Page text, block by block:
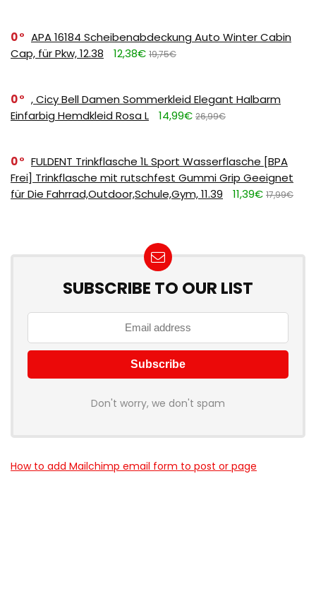
0
APA 16184 Scheibenabdeckung Auto Winter Cabin
Cap, für Pkw, 12.38
12,38€ 19,75€
0
, Cicy Bell Damen Sommerkleid Elegant Halbarm
Einfarbig Hemdkleid Rosa L
14,99€ 26,99€
0
FULDENT Trinkflasche 1L Sport Wasserflasche [BPA
Frei] Trinkflasche mit rutschfest Gummi Grip Geeignet
für Die Fahrrad,Outdoor,Schule,Gym, 11.39
11,39€ 17,99€
SUBSCRIBE TO OUR LIST
Don't worry, we don't spam
How to add Mailchimp email form to post or page